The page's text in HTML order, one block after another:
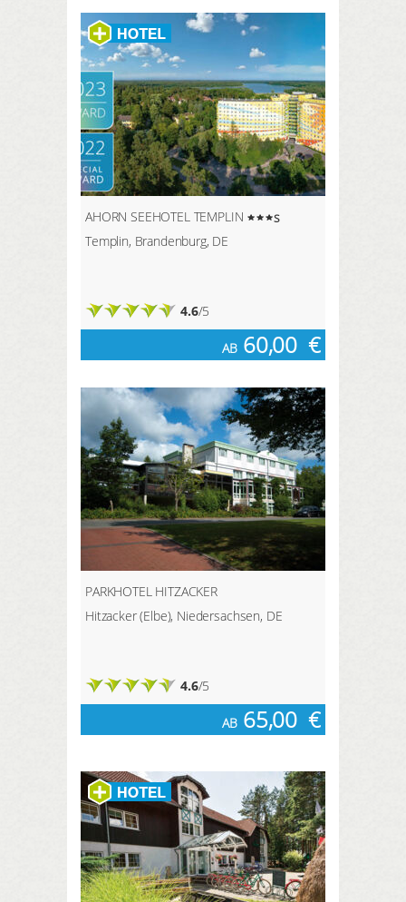
AHORN SEEHOTEL TEMPLIN
s
Templin, Brandenburg, DE
4.6/5
AB 60,00 €
PARKHOTEL HITZACKER
Hitzacker (Elbe), Niedersachsen, DE
4.6/5
AB 65,00 €